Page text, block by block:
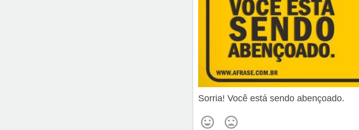
Sorria! Você está sendo abençoado.